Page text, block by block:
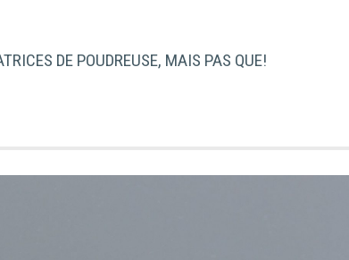
DE POUDREUSE, MAIS PAS QUE!